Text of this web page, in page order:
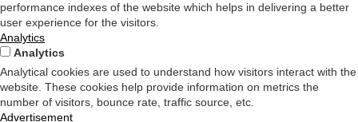
performance indexes of the website which helps in delivering a better
user experience for the visitors.
Analytics
Analytics
Analytical cookies are used to understand how visitors interact with the
website. These cookies help provide information on metrics the
number of visitors, bounce rate, traffic source, etc.
Advertisement